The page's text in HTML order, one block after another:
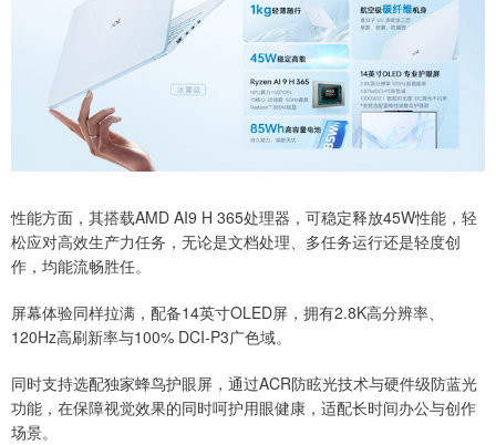
性能方面，其搭载AMD AI9 H 365处理器，可稳定释放45W性能，轻
松应对高效生产力任务，无论是文档处理、多任务运行还是轻度创
作，均能流畅胜任。
屏幕体验同样拉满，配备14英寸OLED屏，拥有2.8K高分辨率、
120Hz高刷新率与100% DCI-P3广色域。
同时支持选配独家蜂鸟护眼屏，通过ACR防眩光技术与硬件级防蓝光
功能，在保障视觉效果的同时呵护用眼健康，适配长时间办公与创作
场景。